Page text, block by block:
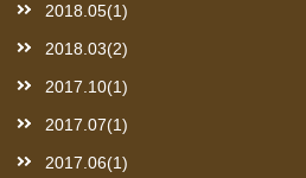
2018.05(1)
2018.03(2)
2017.10(1)
2017.07(1)
2017.06(1)